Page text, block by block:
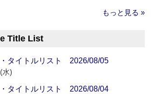
もっと見る »
Title List
タイトルリスト 2026/08/05
水)
タイトルリスト 2026/08/04